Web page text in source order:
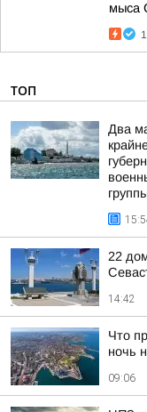
мыса
ТОП
Два
22
14:42
Что
ночь
09:06